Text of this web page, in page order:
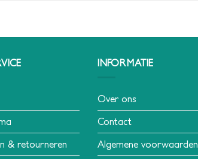
& retourneren
INFORMATIE
Over ons
Contact
Algemene voorwaarden